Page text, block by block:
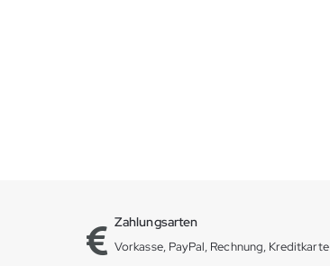
Zahlungsarten
Vorkasse, PayPal, Rechnung, Kreditkarte